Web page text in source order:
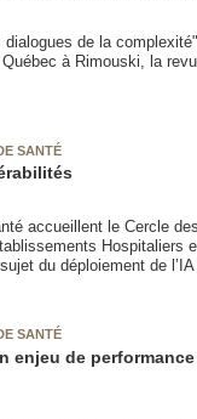
de la
à Rimouski, la
SANTÉ
accueillent le Cercle
Hospitaliers
du déploiement de
SANTÉ
de